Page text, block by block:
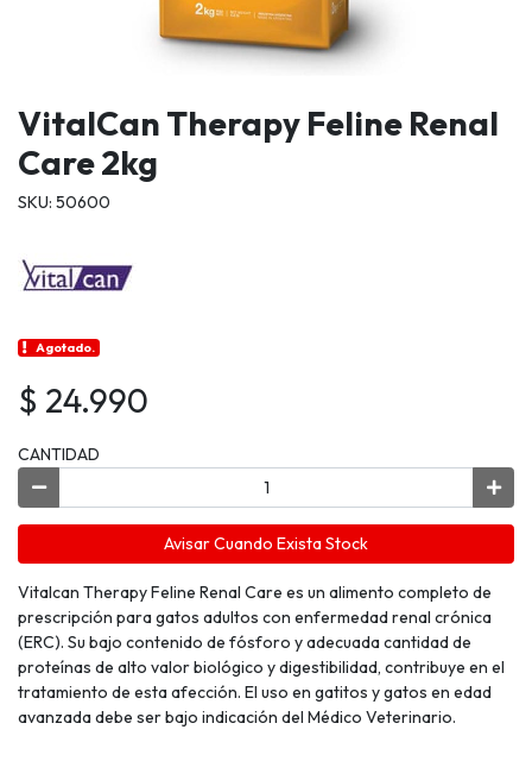
VitalCan Therapy Feline Renal
Care 2kg
SKU: 50600
Agotado.
$ 24.990
CANTIDAD
Avisar Cuando Exista Stock
Vitalcan Therapy Feline Renal Care es un alimento completo de
prescripción para gatos adultos con enfermedad renal crónica
(ERC). Su bajo contenido de fósforo y adecuada cantidad de
proteínas de alto valor biológico y digestibilidad, contribuye en el
tratamiento de esta afección. El uso en gatitos y gatos en edad
avanzada debe ser bajo indicación del Médico Veterinario.